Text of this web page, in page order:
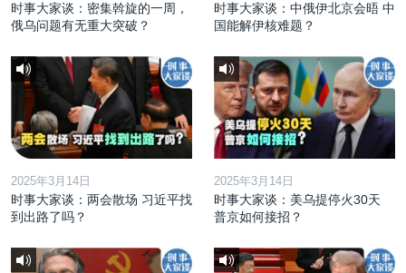
时事大家谈：密集斡旋的一周，
俄乌问题有无重大突破？
时事大家谈：中俄伊北京会晤 中
国能解伊核难题？
2025年3月14日
时事大家谈：两会散场 习近平找
到出路了吗？
2025年3月14日
时事大家谈：美乌提停火30天
普京如何接招？